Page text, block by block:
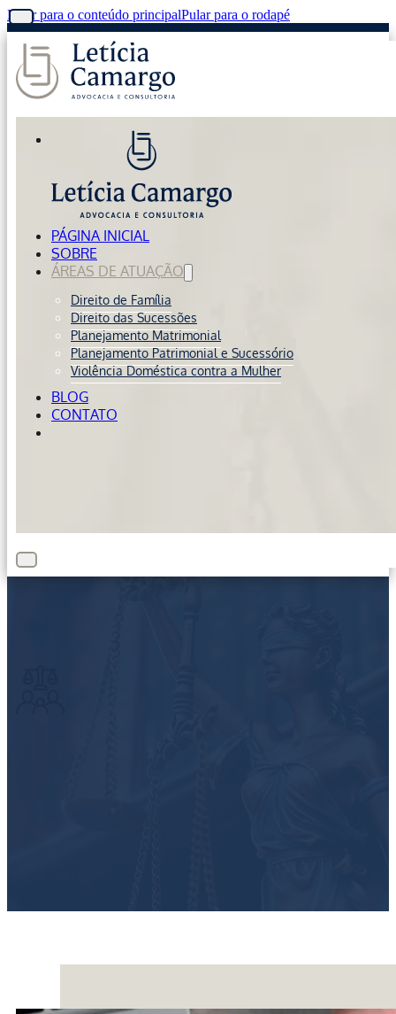
Pular para o conteúdo principalPular para o rodapé
PÁGINA INICIAL
SOBRE
ÁREAS DE ATUAÇÃO
Direito de Família
Direito das Sucessões
Planejamento Matrimonial
Planejamento Patrimonial e Sucessório
Violência Doméstica contra a Mulher
BLOG
CONTATO